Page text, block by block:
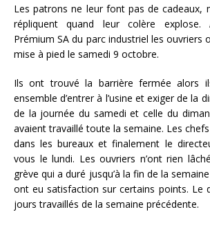
Les patrons ne leur font pas de cadeaux,
répliquent quand leur colère explose.
Prémium SA du parc industriel les ouvriers
mise à pied le samedi 9 octobre.
Ils ont trouvé la barrière fermée alors
ensemble d’entrer à l’usine et exiger de la
de la journée du samedi et celle du
avaient travaillé toute la semaine. Les
dans les bureaux et finalement le
vous le lundi. Les ouvriers n’ont rien
grève qui a duré jusqu’à la fin de la
ont eu satisfaction sur certains points. Le
jours travaillés de la semaine précédente.